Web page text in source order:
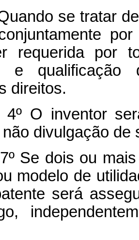
se tratar
requerida por
e
direitos.
4º O inventor
divulgação de
Se dois ou
modelo de
será